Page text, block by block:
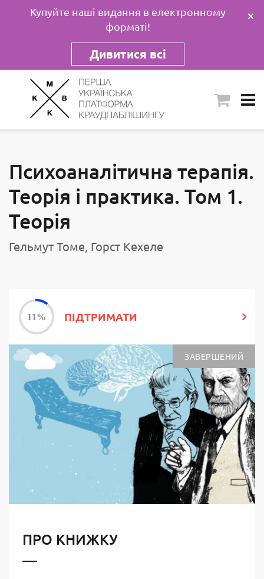
Купуйте наші видання в електронному
форматі!
Дивитися всі
×
Психоаналітична терапія.
Теорія і практика. Том 1.
Теорія
Гельмут Томе, Горст Кехеле
ПІДТРИМАТИ
ЗАВЕРШЕНИЙ
ПРО КНИЖКУ